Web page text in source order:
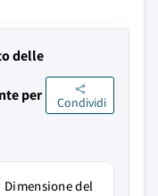
delle
per Condividi
Dimensione del